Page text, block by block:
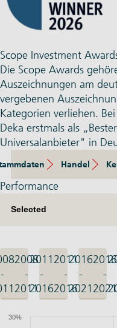
Scope Investment
Die Scope Awards
Auszeichnungen am
vergebenen
Kategorien verliehen.
Deka erstmals als
Universalanbieter" in
Handel
Performance
-
2008
-
2011
2011
-
2016
2011
-
2016
2016
-
2021
2016
-
2021